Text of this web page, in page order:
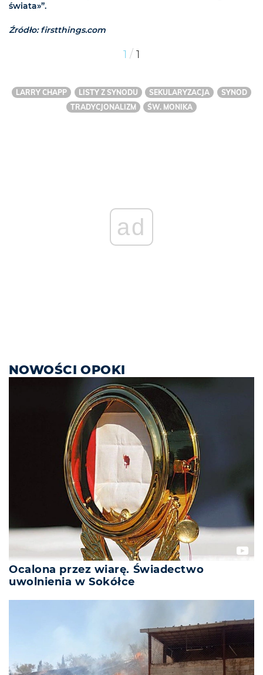
świata»”.
Źródło: firstthings.com
1 / 1
LARRY CHAPP LISTY Z SYNODU SEKULARYZACJA
SYNOD
TRADYCJONALIZM
ŚW. MONIKA
ad
NOWOŚCI OPOKI
Ocalona przez wiarę. Świadectwo
uwolnienia w Sokółce